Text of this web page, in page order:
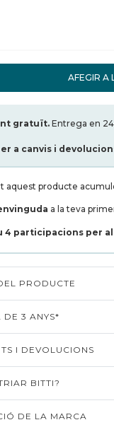
AFEGIR A
gratuït. Entrega en
a canvis i
aquest producte
a la teva
4 participacions per
PRODUCTE
DE 3 ANYS*
I DEVOLUCIONS
BITTI?
DE LA MARCA